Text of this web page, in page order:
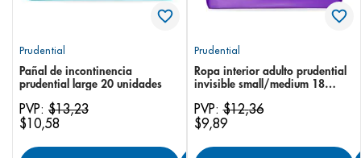
Prudential
Pañal de incontinencia
prudential large 20 unidades
PVP: $13,23
$10,58
Prudential
Ropa interior adulto prudential
invisible small/medium 18
PVP:$12,36
$9,89